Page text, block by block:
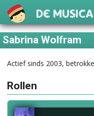
De
Sabrina Wolfram
Actief sinds 2003,
Rollen